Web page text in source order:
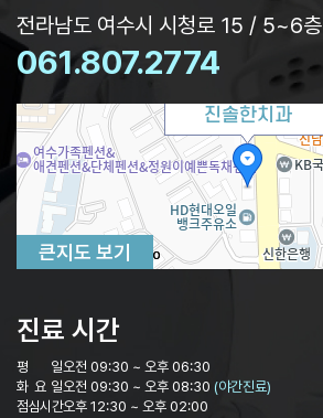
전라남도 여수시 시청로 15 / 5~6층
061.807.2774
큰지도 보기
진솔한치과
100m
진료 시간
평 일
화 요 일
점심시간
오전 09:30 ~ 오후 06:30
오전 09:30 ~ 오후 08:30 (야간진료)
오후 12:30 ~ 오후 02:00